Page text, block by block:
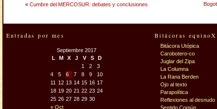
« Cumbre del MERCOSUR: debates y conclusiones
Entradas por mes
Septiembre 2017
L
M X J V S D
« Oct
1 2
3
4
5 6 7 8 9
10
11
12 13 14 15 16 17
18 19 20 21 22 23 24
25 26 27 28 29 30
Bitácoras
Bitácora Utópica
Carobotero-co
Juglar del Zipa
La Columna
La Rana Berden
Ojo al texto
Parapolítica
Reflexiones al desnudo
Sentido Común